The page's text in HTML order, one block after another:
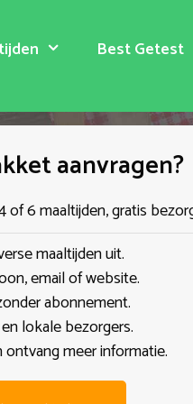
Best Getest
aanvragen?
6 maaltijden, gratis
maaltijden uit.
email of website.
abonnement.
lokale bezorgers.
meer informatie.